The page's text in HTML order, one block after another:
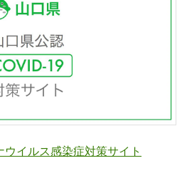
イルス感染症対策サイト